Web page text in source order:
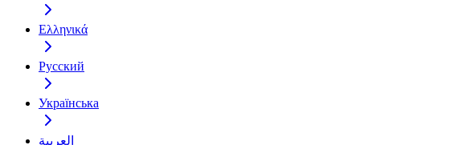
Ελληνικά
Русский
Українська
العربية